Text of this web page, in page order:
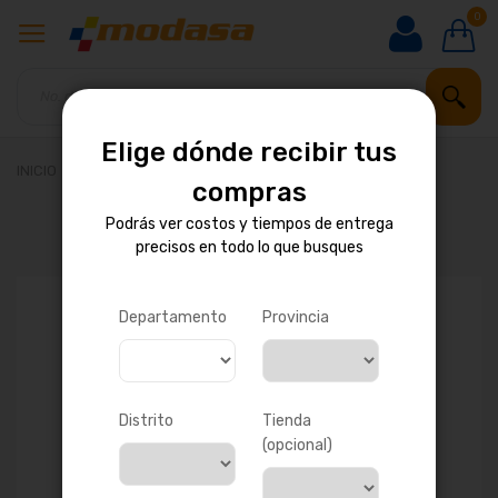
0
TAMBOR DE FRENO POSTERIOR
Elige dónde recibir tus
compras
Podrás ver costos y tiempos de entrega
precisos en todo lo que busques
Departamento Provincia
Distrito
Tienda
(opcional)